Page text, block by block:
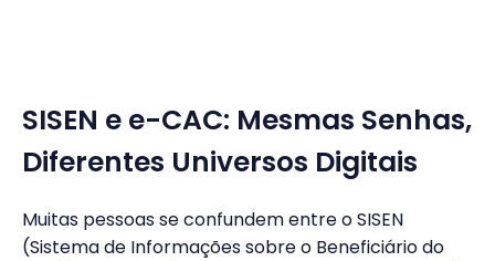
SISEN e e-CAC: Mesmas Senhas,
Diferentes Universos Digitais
Muitas pessoas se confundem entre o SISEN
(Sistema de Informações sobre o Beneficiário do